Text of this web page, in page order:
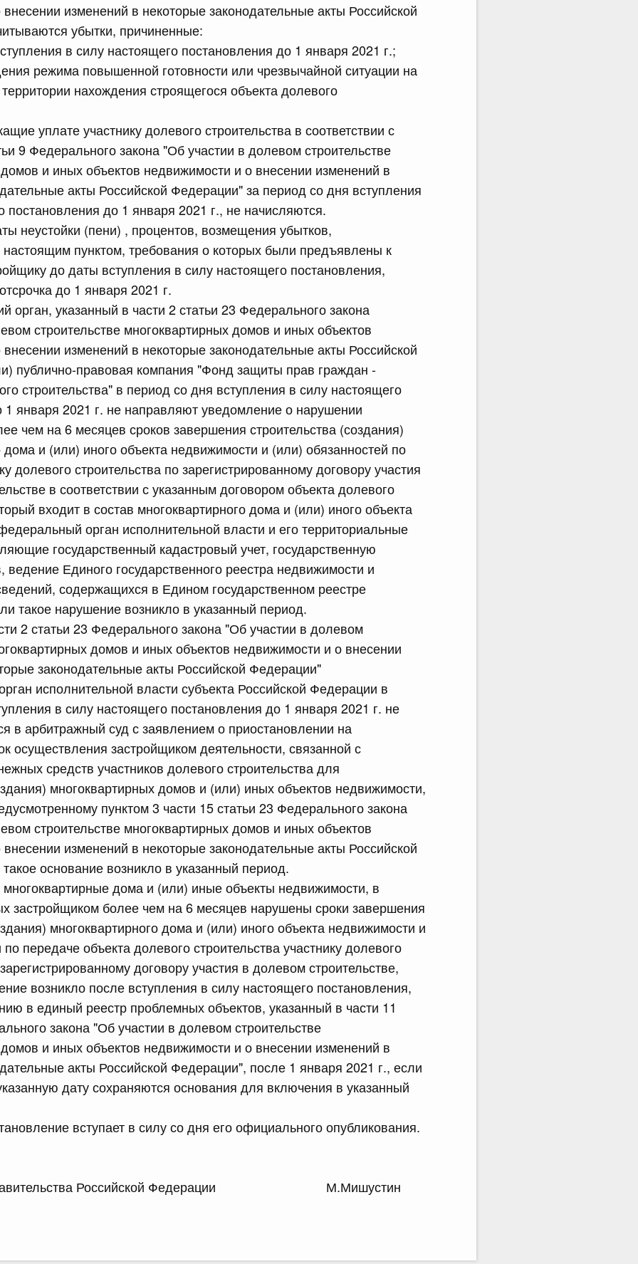
изменений в некоторые законодательные акты Российской
убытки, причиненные:
в силу настоящего постановления до 1 января 2021 г.;
режима повышенной готовности или чрезвычайной ситуации на
нахождения строящегося объекта долевого
уплате участнику долевого строительства в соответствии с
9 Федерального закона "Об участии в долевом строительстве
и иных объектов недвижимости и о внесении изменений в
акты Российской Федерации" за период со дня вступления
постановления до 1 января 2021 г., не начисляются.
неустойки (пени) , процентов, возмещения убытков,
пунктом, требования о которых были предъявлены к
до даты вступления в силу настоящего постановления,
до 1 января 2021 г.
орган, указанный в части 2 статьи 23 Федерального закона
строительстве многоквартирных домов и иных объектов
изменений в некоторые законодательные акты Российской
публично-правовая компания "Фонд защиты прав граждан -
строительства" в период со дня вступления в силу настоящего
1 января 2021 г. не направляют уведомление о нарушении
чем на 6 месяцев сроков завершения строительства (создания)
дома и (или) иного объекта недвижимости и (или) обязанностей по
долевого строительства по зарегистрированному договору участия
в соответствии с указанным договором объекта долевого
входит в состав многоквартирного дома и (или) иного объекта
орган исполнительной власти и его территориальные
государственный кадастровый учет, государственную
ведение Единого государственного реестра недвижимости и
содержащихся в Едином государственном реестре
такое нарушение возникло в указанный период.
2 статьи 23 Федерального закона "Об участии в долевом
домов и иных объектов недвижимости и о внесении
законодательные акты Российской Федерации"
исполнительной власти субъекта Российской Федерации в
в силу настоящего постановления до 1 января 2021 г. не
в арбитражный суд с заявлением о приостановлении на
осуществления застройщиком деятельности, связанной с
средств участников долевого строительства для
многоквартирных домов и (или) иных объектов недвижимости,
пунктом 3 части 15 статьи 23 Федерального закона
строительстве многоквартирных домов и иных объектов
изменений в некоторые законодательные акты Российской
основание возникло в указанный период.
многоквартирные дома и (или) иные объекты недвижимости, в
застройщиком более чем на 6 месяцев нарушены сроки завершения
многоквартирного дома и (или) иного объекта недвижимости и
передаче объекта долевого строительства участнику долевого
договору участия в долевом строительстве,
возникло после вступления в силу настоящего постановления,
в единый реестр проблемных объектов, указанный в части 11
закона "Об участии в долевом строительстве
и иных объектов недвижимости и о внесении изменений в
акты Российской Федерации", после 1 января 2021 г., если
дату сохраняются основания для включения в указанный
вступает в силу со дня его официального опубликования.
Правительства Российской Федерации М.Мишустин
Российской Федерации от 28 марта 2026 г.
Федерации от 22.07.2026 г. № 925
Российской Федерации
Федерации от 22.07.2026 г. № 922
Российской Федерации в сфере
июля, вторник
Федерации от 21.07.2026 г. № 917
Российской Федерации от 27 октября 2021
Федерации от 21.07.2026 г. № 916
Российской Федерации от 25 ноября 2025
Федерации от 21.07.2026 г. № 918
Российской Федерации от 29 июня 2021 г.
Федерации от 21.07.2026 г. № 920
Российской Федерации от 30 сентября
Федерации от 21.07.2026 г. № 919
Российской Федерации от 12 марта 2022 г.
понедельник
Федерации от 20.07.2026 г. № 915
Российской Федерации от 1 декабря 2021
июля, суббота
Федерации от 18.07.2026 г. № 906
Российской Федерации от 27 апреля 2024
Федерации от 18.07.2026 г. № 904
Федерации от 18.07.2026 г. № 909
Российской Федерации от 17 февраля
Федерации от 18.07.2026 г. № 908
детективом Федеральной службы войск
(территориального органа), предоставившей
деятельности, о заключении договора на
Федерации от 18.07.2026 г. № 910